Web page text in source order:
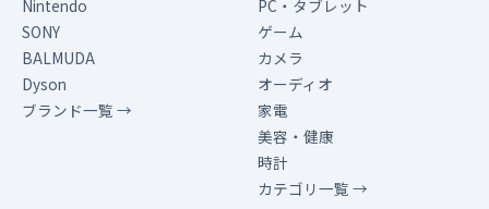
Nintendo
SONY
BALMUDA
Dyson
ブランド一覧 →
PC・タブレット
ゲーム
カメラ
オーディオ
家電
美容・健康
時計
カテゴリ一覧 →